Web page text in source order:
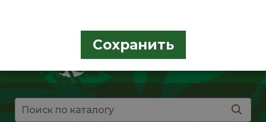
Сохранить